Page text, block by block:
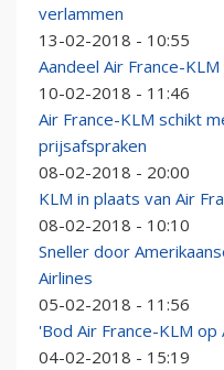
verlammen
13-02-2018 - 10:55
Aandeel Air France-
10-02-2018 - 11:46
Air France-KLM schikt
prijsafspraken
08-02-2018 - 20:00
KLM in plaats van Air
08-02-2018 - 10:10
Sneller door
Airlines
05-02-2018 - 11:56
'Bod Air France-KLM
04-02-2018 - 15:19